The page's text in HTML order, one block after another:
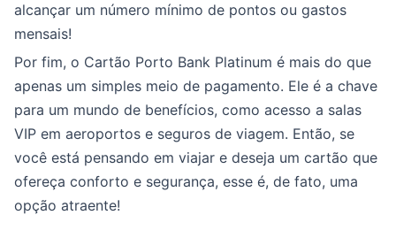
alcançar um número mínimo de pontos ou gastos
mensais!
Por fim, o Cartão Porto Bank Platinum é mais do que
apenas um simples meio de pagamento. Ele é a chave
para um mundo de benefícios, como acesso a salas
VIP em aeroportos e seguros de viagem. Então, se
você está pensando em viajar e deseja um cartão que
ofereça conforto e segurança, esse é, de fato, uma
opção atraente!